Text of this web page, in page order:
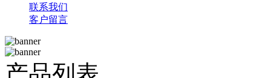
联系我们
客户留言